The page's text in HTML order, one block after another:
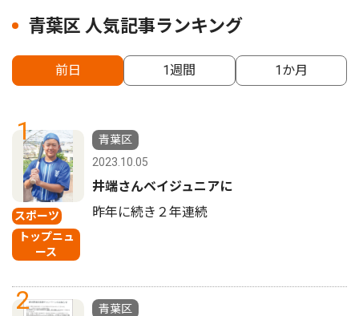
青葉区 人気記事ランキング
前日 1週間 1か月
1
スポーツ
トップニュ
ース
青葉区
2023.10.05
井端さんベイジュニアに
昨年に続き２年連続
2
青葉区